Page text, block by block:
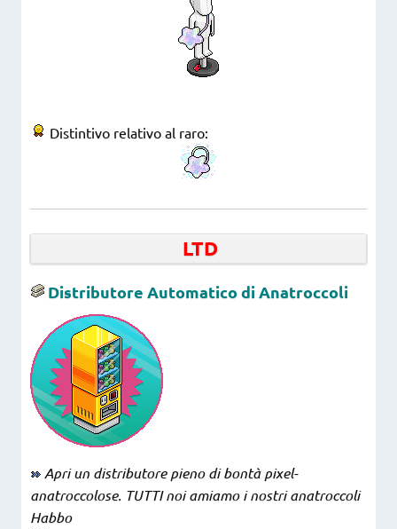
Distintivo relativo al raro:
LTD
Distributore Automatico di Anatroccoli
Apri un distributore pieno di bontà pixel-
anatroccolose. TUTTI noi amiamo i nostri anatroccoli
Habbo